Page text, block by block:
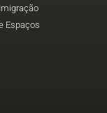
Espaços